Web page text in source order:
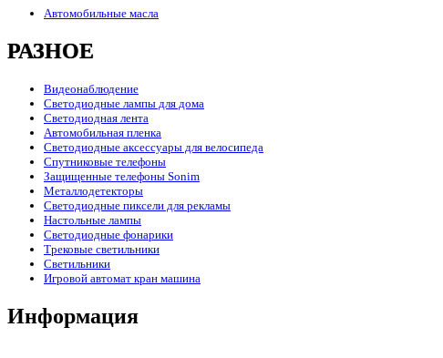
Автомобильные масла
РАЗНОЕ
Видеонаблюдение
Светодиодные лампы для дома
Светодиодная лента
Автомобильная пленка
Светодиодные аксессуары для велосипеда
Спутниковые телефоны
Защищенные телефоны Sonim
Металлодетекторы
Светодиодные пиксели для рекламы
Настольные лампы
Светодиодные фонарики
Трековые светильники
Светильники
Игровой автомат кран машина
Информация